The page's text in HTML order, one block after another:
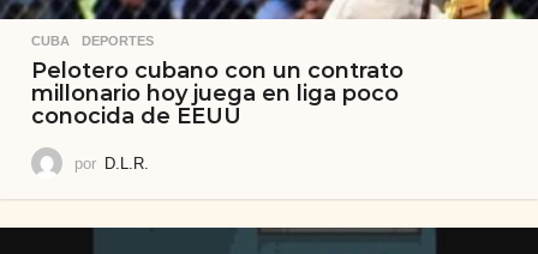
CUBA ,DEPORTES
Pelotero cubano con un contrato
millonario hoy juega en liga poco
conocida de EEUU
por D.L.R.